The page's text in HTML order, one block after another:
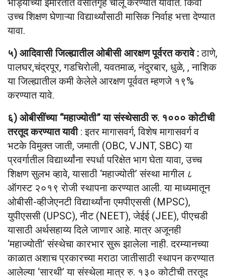
भाड्याच्या इमारतीत वसतिगृहे चालू करण्यात यावीत. किंवा
उच्च शिक्षण घेणाऱ्या विद्यार्थ्यांसाठी मासिक निर्वाह भत्ता देण्यात
यावा.
५) आदिवासी जिल्ह्यातील ओबीसी आरक्षण पूर्वरत करावे :ठाणे,
पालघर,चंद्रपूर, गडचिरोली, यवतमाळ, नंदुरबार, धुळे, , नाशिक
या जिल्ह्यातील कमी केलेले आरक्षण पूर्ववत म्हणजे १९%
करण्यात यावे.
६) ओबीसींच्या “महाज्योती” या संस्थेसाठी रु. १००० कोटीची
तरतूद करण्यात यावी : इतर मागासवर्ग, विशेष मागासवर्ग व
भटके विमुक्त जाती, जमाती (OBC, VJNT, SBC) या
प्रवर्गातील विद्यार्थ्यांना स्पर्धा परिक्षेत भाग घेता यावा, उच्च
शिक्षण सुलभ व्हावे, यासाठी ‘महाज्योती’ संस्था मागील ८
ऑगस्ट २०१९ रोजी स्थापना करण्यात आली. या माध्यमातून
ओबीसी-व्हीजेएनटी विद्यार्थ्यांना एमपीएससी (MPSC),
युपीएससी (UPSC), नीट (NEET), जेईई (JEE), पीएचडी
यासाठी अर्थसहाय्य दिले जाणार आहे. मात्र अजूनही
‘महाज्योती’ संस्थेचा कारभार सुरू झालेला नाही. दरम्यानच्या
काळात अशाच प्रकारच्या मराठा जातीसाठी स्थापन करण्यात
आलेल्या ‘सारथी’ या संस्थेला मात्र रु. १३० कोटीची तरतूद